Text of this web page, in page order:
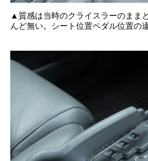
▲質感は当時のクライスラーのまま
んど無い。シート位置ペダル位置の